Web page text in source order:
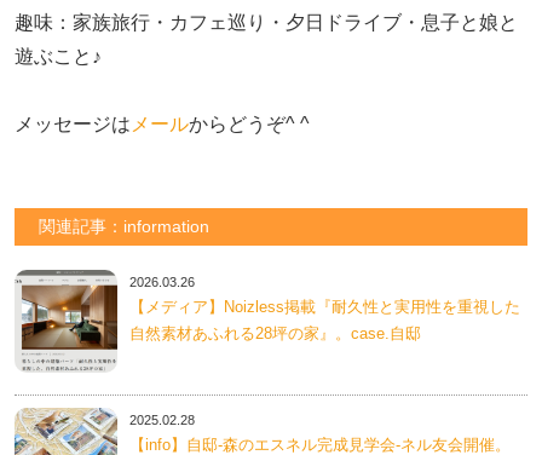
趣味：家族旅行・カフェ巡り・夕日ドライブ・息子と娘と
遊ぶこと♪
メッセージは メールからどうぞ^ ^
関連記事：information
2026.03.26
【メディア】Noizless掲載『耐久性と実用性を重視した
自然素材あふれる28坪の家』。case.自邸
2025.02.28
【info】自邸-森のエスネル完成見学会-ネル友会開催。